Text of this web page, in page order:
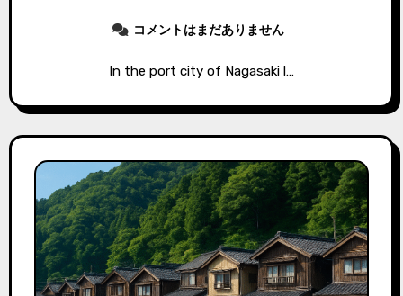
コメントはまだありません
In the port city of Nagasaki l…